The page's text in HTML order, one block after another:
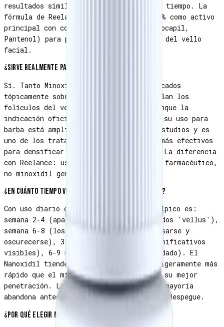
resultados similares o mejores en menos tiempo. La
fórmula de Reelance combina Nanoxidil 5% como activo
principal con coadyuvantes (Capixyl, Procapil,
Pantenol) para potenciar el crecimiento del vello
facial.
¿Sirve realmente para crecer barba?
Sí. Tanto Minoxidil como Nanoxidil aplicados
tópicamente sobre zonas de barba estimulan los
folículos del vello facial dormidos. Aunque la
indicación oficial es alopecia capilar, su uso para
barba está ampliamente documentado en estudios y es
uno de los tratamientos no quirúrgicos más efectivos
para densificar barba y llenar parches. La diferencia
con Reelance: usamos Nanoxidil de grado farmacéutico,
no minoxidil genérico de farmacia.
¿En cuánto tiempo voy a ver resultados en mi barba?
Con uso diario constante, el timeline típico es:
semana 2-4 (aparecen vellos finos llamados 'vellus'),
semana 6-8 (los vellos empiezan a engrosarse y
oscurecerse), 3-4 meses (resultados significativos
visibles), 6-9 meses (resultado consolidado). El
Nanoxidil tiende a mostrar resultados ligeramente más
rápido que el minoxidil tradicional por su mejor
penetración. La paciencia es clave — la mayoría
abandona antes de que su barba realmente despegue.
¿Por qué elegir Nanoxidil sobre Minoxidil de farmacia?